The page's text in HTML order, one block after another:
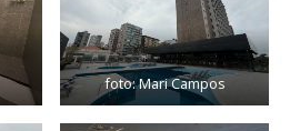
foto: Mari Campos